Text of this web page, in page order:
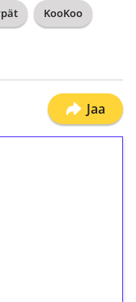
KooKoo
Jaa